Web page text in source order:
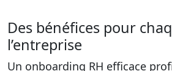
Des bénéfices pour
l’entreprise
Un onboarding RH efficace